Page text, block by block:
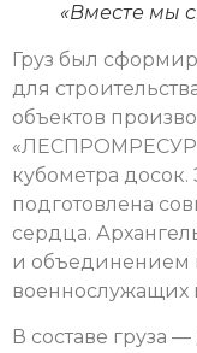
«Вместе мы
Груз был
для
объектов
кубометра досок.
подготовлена
сердца.
и объединением
военнослужащих
В составе груза